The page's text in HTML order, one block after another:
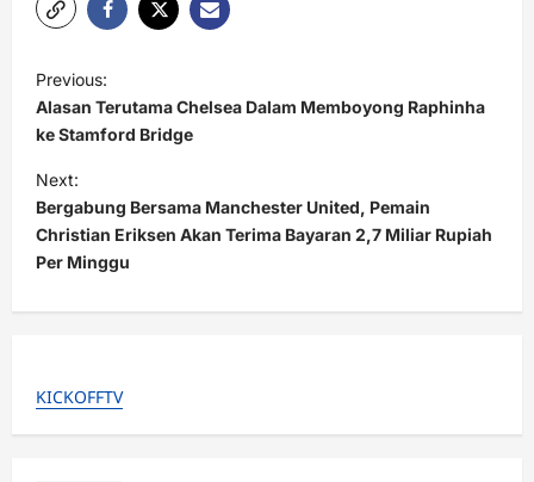
o
s
t
n
a
a
t
Previous:
Alasan Terutama Chelsea Dalam Memboyong Raphinha
ke Stamford Bridge
Next:
Bergabung Bersama Manchester United, Pemain
Christian Eriksen Akan Terima Bayaran 2,7 Miliar Rupiah
Per Minggu
KICKOFFTV